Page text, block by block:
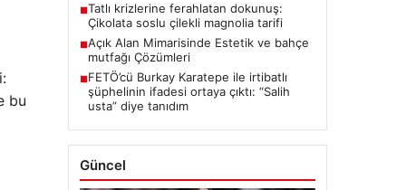
bu
■Tatlı krizlerine ferahlatan dokunuş:
Çikolata soslu çilekli magnolia tarifi
■Açık Alan Mimarisinde Estetik ve bahçe
mutfağı Çözümleri
■FETÖ’cü Burkay Karatepe ile irtibatlı
şüphelinin ifadesi ortaya çıktı: “Salih
usta” diye tanıdım
Güncel